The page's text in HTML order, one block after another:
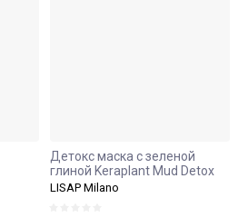
Детокс маска с зеленой
глиной Keraplant Mud Detox
LISAP Milano